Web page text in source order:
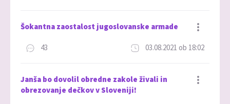
Šokantna zaostalost jugoslovanske armade
43 03.08.2021 ob 18:02
Janša bo dovolil obredne zakole živali in
obrezovanje dečkov v Sloveniji!